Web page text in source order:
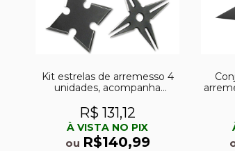
Kit estrelas de arremesso 4
unidades, acompanha
R$ 131,12
À VISTA NO PIX
ou R$140,99